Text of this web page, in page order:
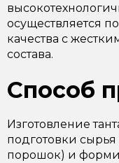
осуществляется
качества с
состава.
Способ
Изготовление
подготовки
порошок) и